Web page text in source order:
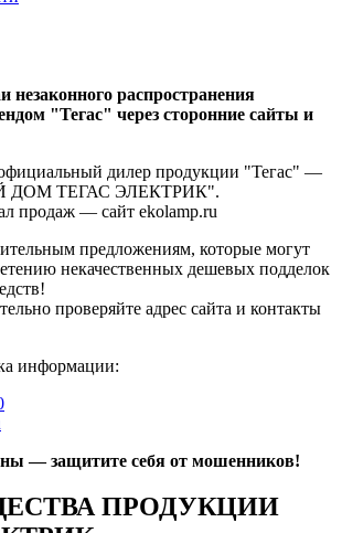
незаконного распространения
"Тегас" через сторонние сайты и
дилер продукции "Тегас" —
ТЕГАС ЭЛЕКТРИК".
продаж — сайт ekolamp.ru
предложениям, которые могут
некачественных дешевых подделок
проверяйте адрес сайта и контакты
информации:
— защитите себя от мошенников!
ПРОДУКЦИИ